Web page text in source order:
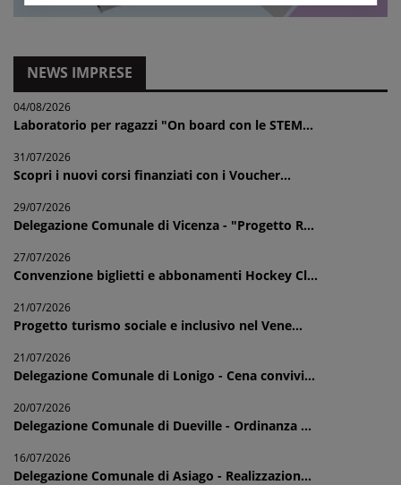
NEWS IMPRESE
04/08/2026
Laboratorio per ragazzi "On board con le STEM...
31/07/2026
Scopri i nuovi corsi finanziati con i Voucher...
29/07/2026
Delegazione Comunale di Vicenza - "Progetto R...
27/07/2026
Convenzione biglietti e abbonamenti Hockey Cl...
21/07/2026
Progetto turismo sociale e inclusivo nel Vene...
21/07/2026
Delegazione Comunale di Lonigo - Cena convivi...
20/07/2026
Delegazione Comunale di Dueville - Ordinanza ...
16/07/2026
Delegazione Comunale di Asiago - Realizzazion...